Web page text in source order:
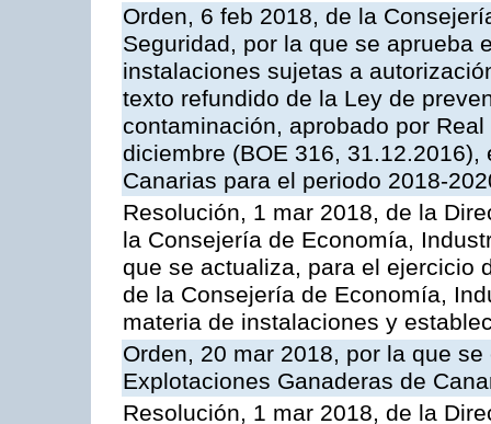
Orden, 6 feb 2018, de la
Seguridad, por la que se aprueba
instalaciones sujetas a
texto refundido de la Ley de
contaminación, aprobado por
diciembre (BOE 316,
Canarias para el periodo 2018-
Resolución, 1 mar 2018, de la
la Consejería de Economía,
que se actualiza, para el ejercicio
de la Consejería de Economía,
materia de instalaciones y
Orden, 20 mar 2018, por la que
Explotaciones Ganaderas de
Resolución, 1 mar 2018, de la